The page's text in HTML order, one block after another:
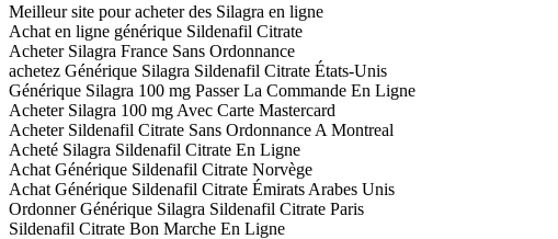
Meilleur site pour acheter des Silagra en ligne
Achat en ligne générique Sildenafil Citrate
Acheter Silagra France Sans Ordonnance
achetez Générique Silagra Sildenafil Citrate États-Unis
Générique Silagra 100 mg Passer La Commande En Ligne
Acheter Silagra 100 mg Avec Carte Mastercard
Acheter Sildenafil Citrate Sans Ordonnance A Montreal
Acheté Silagra Sildenafil Citrate En Ligne
Achat Générique Sildenafil Citrate Norvège
Achat Générique Sildenafil Citrate Émirats Arabes Unis
Ordonner Générique Silagra Sildenafil Citrate Paris
Sildenafil Citrate Bon Marche En Ligne